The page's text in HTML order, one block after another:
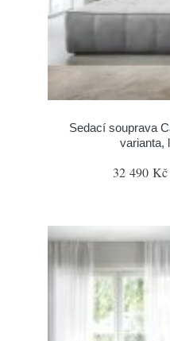
Sedací souprava
varianta,
32 490 Kč